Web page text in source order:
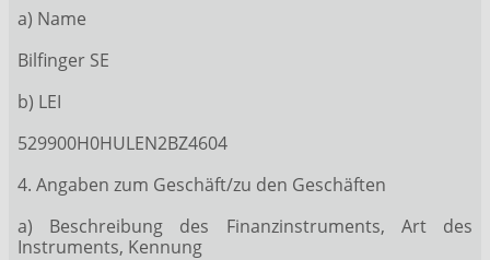
a) Name
Bilfinger SE
b) LEI
529900H0HULEN2BZ4604
4. Angaben zum Geschäft/zu den Geschäften
a) Beschreibung des Finanzinstruments, Art des
Instruments, Kennung